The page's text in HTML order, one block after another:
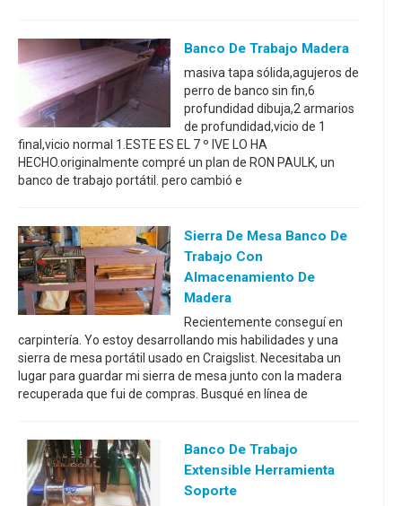
Banco De Trabajo Madera
masiva tapa sólida,agujeros de
perro de banco sin fin,6
profundidad dibuja,2 armarios
de profundidad,vicio de 1
final,vicio normal 1.ESTE ES EL 7 º IVE LO HA
HECHO.originalmente compré un plan de RON PAULK, un
banco de trabajo portátil. pero cambió e
Sierra De Mesa Banco De
Trabajo Con
Almacenamiento De
Madera
Recientemente conseguí en
carpintería. Yo estoy desarrollando mis habilidades y una
sierra de mesa portátil usado en Craigslist. Necesitaba un
lugar para guardar mi sierra de mesa junto con la madera
recuperada que fui de compras. Busqué en línea de
Banco De Trabajo
Extensible Herramienta
Soporte